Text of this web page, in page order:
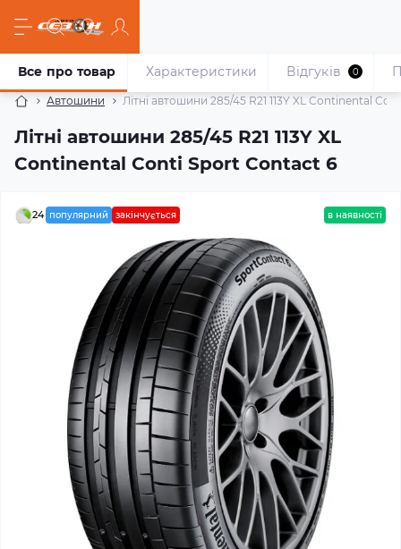
Автошини Літні автошини 285/45 R21 113Y XL Continental
Літні автошини 285/45 R21 113Y XL
Continental Conti Sport Contact 6
Все про товар Характеристики Відгуків 0
24 популярний закінчується в наявності